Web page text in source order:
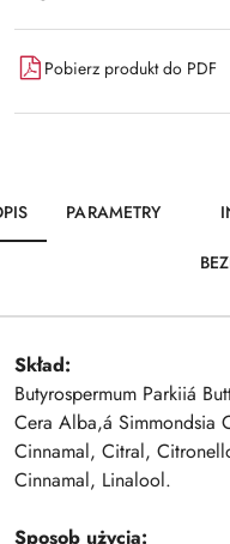
Pobierz produkt do PDF
PARAMETRY
Skład:
Butyrospermum Parkiiá
Cera Alba,á Simmondsia
Cinnamal, Citral,
Cinnamal, Linalool.
Sposob użycia: